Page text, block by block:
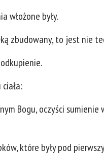
włożone były.
zbudowany, to jest nie
Bogu, oczyści sumienie
które były pod